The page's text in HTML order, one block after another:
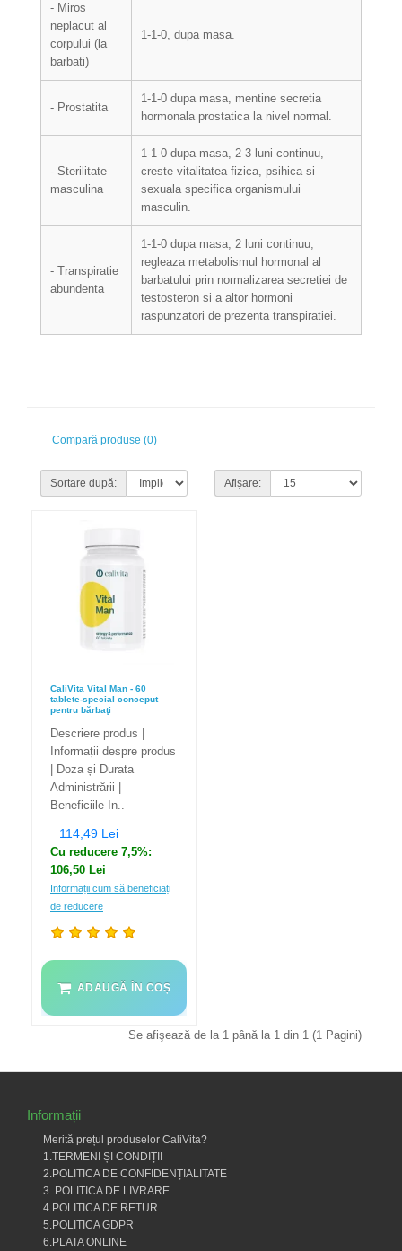
- Miros
neplacut al
corpului (la
barbati)
1-1-0, dupa masa.
- Prostatita
1-1-0 dupa masa, mentine secretia
hormonala prostatica la nivel normal.
- Sterilitate
masculina
1-1-0 dupa masa, 2-3 luni continuu,
creste vitalitatea fizica, psihica si
sexuala specifica organismului
masculin.
- Transpiratie
abundenta
1-1-0 dupa masa; 2 luni continuu;
regleaza metabolismul hormonal al
barbatului prin normalizarea secretiei de
testosteron si a altor hormoni
raspunzatori de prezenta transpiratiei.
Compară produse (0)
Sortare după: Afișare:
CaliVita Vital Man - 60
tablete-special conceput
pentru bărbaţi
Descriere produs |
Informații despre produs
| Doza și Durata
Administrării |
Beneficiile In..
114,49 Lei
Cu reducere 7,5%:
106,50 Lei
Informații cum să beneficiați
de reducere
ADAUGĂ ÎN COȘ
Se afişează de la 1 până la 1 din 1 (1 Pagini)
Informații
Merită prețul produselor CaliVita?
1.TERMENI ȘI CONDIȚII
2.POLITICA DE CONFIDENȚIALITATE
3. POLITICA DE LIVRARE
4.POLITICA DE RETUR
5.POLITICA GDPR
6.PLATA ONLINE